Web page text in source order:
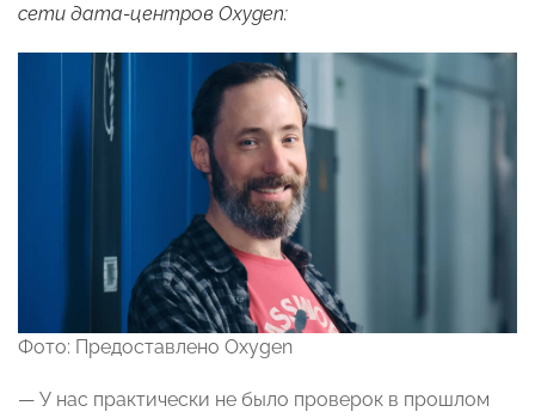
сети дата-центров Oxygen:
Фото: Предоставлено Oxygen
— У нас практически не было проверок в прошлом